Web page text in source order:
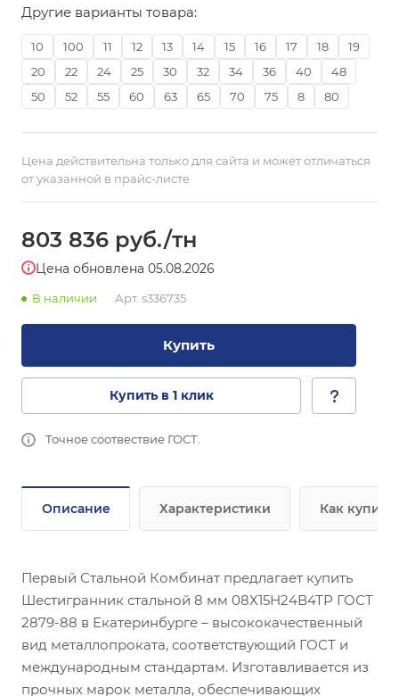
Другие варианты товара:
10 100 11 12 13 14 15 16 17 18
19
20
22 24 25 30 32 34 36 40
48
50
52 55 60 63 65 70 75 8 80
Цена действительна только для сайта и может отличаться
от указанной в прайс-листе
803 836 руб./тн
Цена обновлена 05.08.2026
В наличии Арт. s336735
Купить
Купить в 1 клик
Точное соотвествие ГОСТ.
Описание Характеристики Как купить
Первый Стальной Комбинат предлагает купить
Шестигранник стальной 8 мм 08Х15Н24В4ТР ГОСТ
2879-88 в Екатеринбурге – высококачественный
вид металлопроката, соответствующий ГОСТ и
международным стандартам. Изготавливается из
прочных марок металла, обеспечивающих